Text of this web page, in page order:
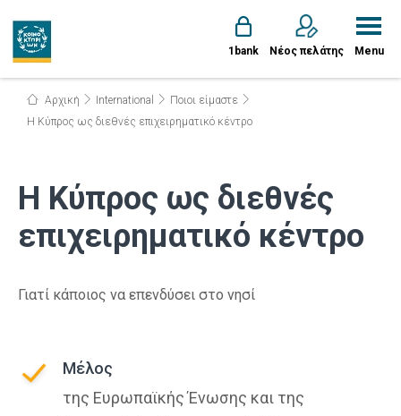
1bank Νέος πελάτης Menu
Αρχική International
Ποιοι είμαστε
Η Κύπρος ως διεθνές επιχειρηματικό κέντρο
Η Κύπρος ως διεθνές
επιχειρηματικό κέντρο
Γιατί κάποιος να επενδύσει στο νησί
Μέλος
της Ευρωπαϊκής Ένωσης και της